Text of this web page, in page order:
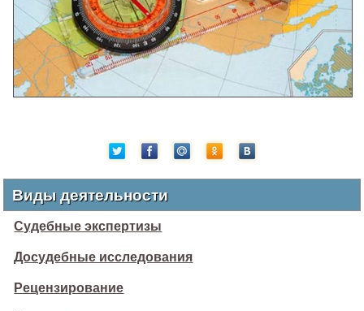
Виды деятельности
Судебные экспертизы
Досудебные исследования
Рецензирование